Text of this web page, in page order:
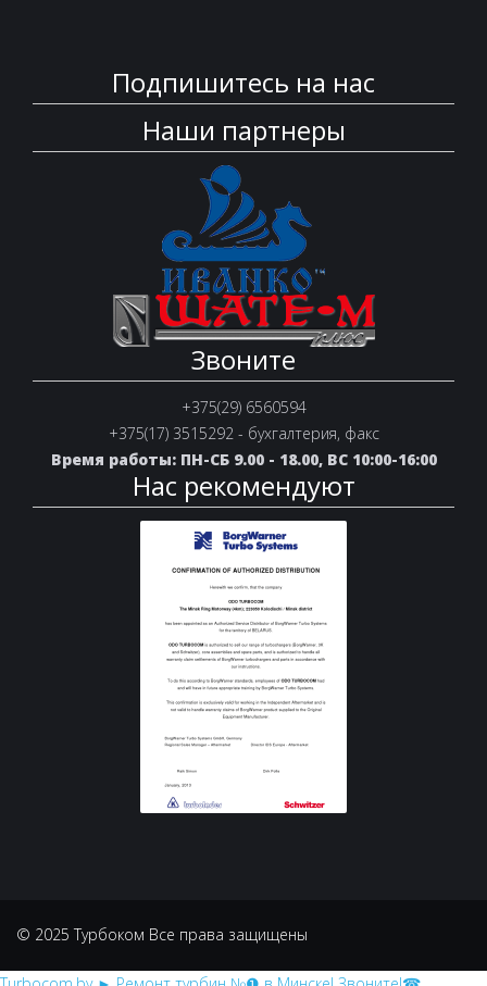
Подпишитесь на нас
Наши партнеры
Звоните
+375(29) 6560594
+375(17) 3515292 - бухгалтерия, факс
Время работы: ПН-СБ 9.00 - 18.00, ВС 10:00-16:00
Нас рекомендуют
© 2025 Турбоком Все права защищены